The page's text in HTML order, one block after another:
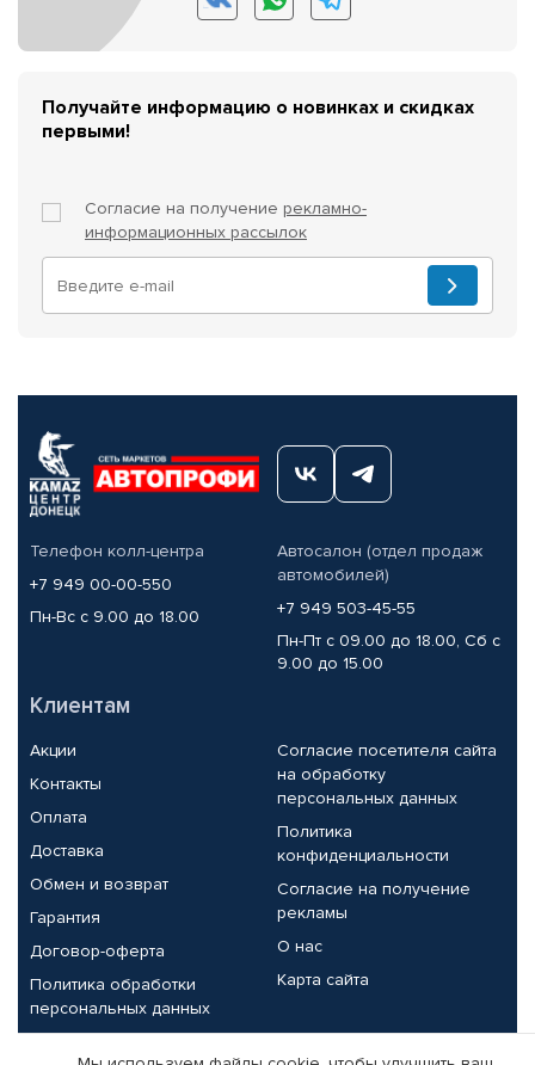
Получайте информацию о новинках и скидках
первыми!
Согласие на получение рекламно-
информационных рассылок
Телефон колл-центра
+7 949 00-00-550
Пн-Вс с 9.00 до 18.00
Автосалон (отдел продаж
автомобилей)
+7 949 503-45-55
Пн-Пт с 09.00 до 18.00, Сб с
9.00 до 15.00
Клиентам
Акции
Контакты
Оплата
Доставка
Обмен и возврат
Гарантия
Договор-оферта
Политика обработки
персональных данных
Согласие посетителя сайта
на обработку
персональных данных
Политика
конфиденциальности
Согласие на получение
рекламы
О нас
Карта сайта